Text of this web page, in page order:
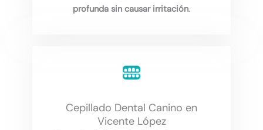
profunda sin causar irritación.
Cepillado Dental Canino en
Vicente López